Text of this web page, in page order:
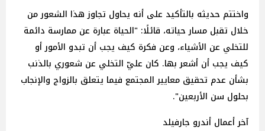
واختتم حديثه بالتأكيد على أنه يحاول تجاوز هذا الشعور من
خلال تقبل مسار حياته، قائلًا: "الحياة عبارة عن ممارسة دائمة
للتخلي عن الأشياء، وعن فكرة كيف يجب أن تبدو الأمور أو
كيف يجب أن أشعر بها. كان عليّ التخلي عن شعوري بالذنب
بشأن عدم تحقيق معايير المجتمع فيما يتعلق بالزواج والإنجاب
بحلول سن الأربعين".
آخر أعمال أندرو جارفيلد